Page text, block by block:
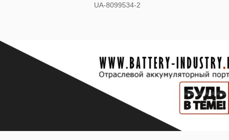
UA-8099534-2